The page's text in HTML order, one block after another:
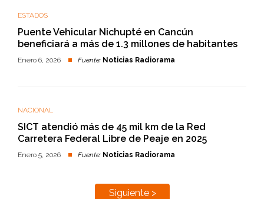
ESTADOS
Puente Vehicular Nichupté en Cancún
beneficiará a más de 1.3 millones de habitantes
Enero 6, 2026 Fuente: Noticias Radiorama
NACIONAL
SICT atendió más de 45 mil km de la Red
Carretera Federal Libre de Peaje en 2025
Enero 5, 2026 Fuente: Noticias Radiorama
Siguiente >